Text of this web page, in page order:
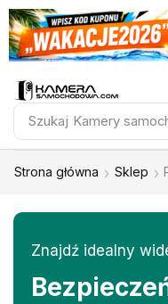
Szukaj Kamery
Strona główna Sklep
Znajdź idealny